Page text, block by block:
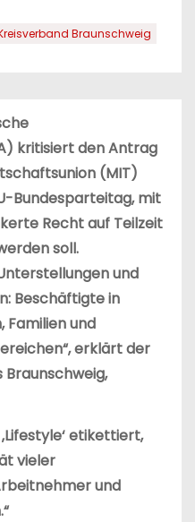
Braunschweig
kritisiert den Antrag
(MIT)
Bundesparteitag, mit
Recht auf Teilzeit
soll.
und
Beschäftigte in
Familien und
erklärtder
etikettiert,
vieler
und